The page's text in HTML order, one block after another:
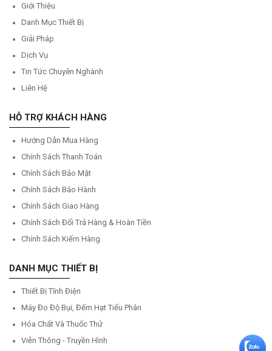
Giới Thiệu
Danh Mục Thiết Bị
Giải Pháp
Dịch Vụ
Tin Tức Chuyên Nghành
Liên Hệ
HỖ TRỢ KHÁCH HÀNG
Hướng Dẫn Mua Hàng
Chính Sách Thanh Toán
Chính Sách Bảo Mật
Chính Sách Bảo Hành
Chính Sách Giao Hàng
Chính Sách Đổi Trả Hàng & Hoàn Tiền
Chính Sách Kiểm Hàng
DANH MỤC THIẾT BỊ
Thiết Bị Tĩnh Điện
Máy Đo Độ Bụi, Đếm Hạt Tiểu Phân
Hóa Chất Và Thuốc Thử
Viễn Thông - Truyền Hình